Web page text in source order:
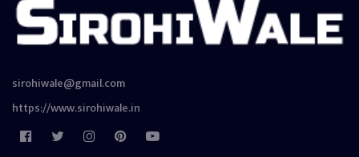
sirohiwale@gmail.com
https://www.sirohiwale.in